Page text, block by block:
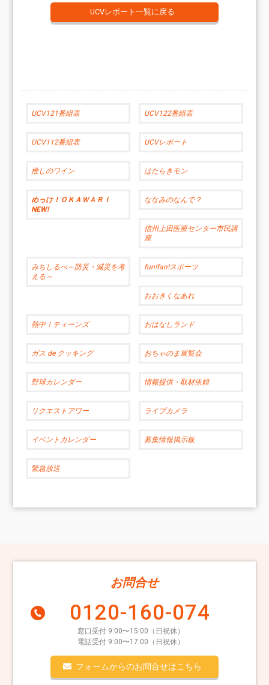
UCVレポート一覧に戻る
UCV121番組表 UCV122番組表
UCV112番組表 UCVレポート
推しのワイン はたらきモン
めっけ！ＯＫＡＷＡＲＩ
NEW!
ななみのなんで？
信州上田医療センター市民講
座
みちしるべ～防災・減災を考
える～
fun!fan!スポーツ
おおきくなあれ
熱中！ティーンズ おはなしランド
ガス de クッキング おちゃのま展覧会
野球カレンダー 情報提供・取材依頼
リクエストアワー ライブカメラ
イベントカレンダー 募集情報掲示板
緊急放送
お問合せ
0120-160-074
窓口受付 9:00〜15:00（日祝休）
電話受付 9:00〜17:00（日祝休）
フォームからのお問合せはこちら